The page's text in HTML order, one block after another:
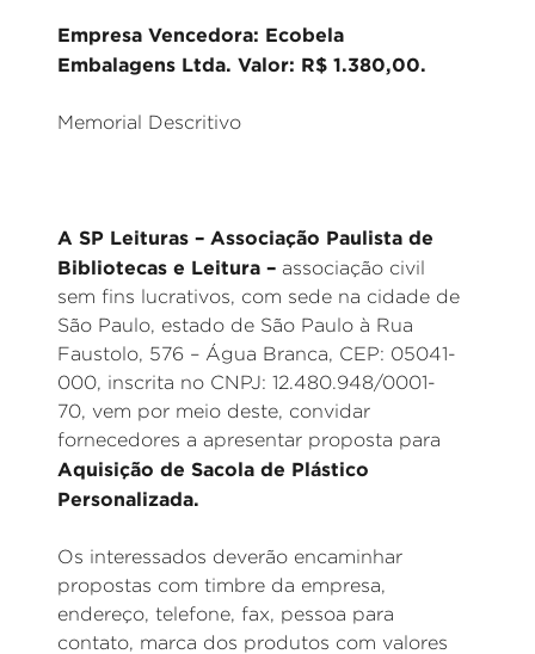
Empresa Vencedora: Ecobela
Embalagens Ltda. Valor: R$ 1.380,00.
Memorial Descritivo
A SP Leituras – Associação Paulista de
Bibliotecas e Leitura – associação civil
sem fins lucrativos, com sede na cidade de
São Paulo, estado de São Paulo à Rua
Faustolo, 576 – Água Branca, CEP: 05041-
000, inscrita no CNPJ: 12.480.948/0001-
70, vem por meio deste, convidar
fornecedores a apresentar proposta para
Aquisição de Sacola de Plástico
Personalizada.
Os interessados deverão encaminhar
propostas com timbre da empresa,
endereço, telefone, fax, pessoa para
contato, marca dos produtos com valores